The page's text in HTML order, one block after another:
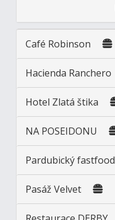
Café Robinson
Hacienda Ranchero
Hotel Zlatá štika
NA POSEIDONU
Pardubický fastfood
Pasáž Velvet